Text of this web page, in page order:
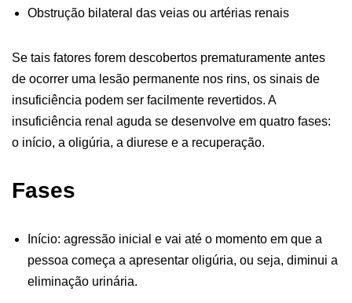
Obstrução bilateral das veias ou artérias renais
Se tais fatores forem descobertos prematuramente antes
de ocorrer uma lesão permanente nos rins, os sinais de
insuficiência podem ser facilmente revertidos. A
insuficiência renal aguda se desenvolve em quatro fases:
o início, a oligúria, a diurese e a recuperação.
Fases
Início: agressão inicial e vai até o momento em que a
pessoa começa a apresentar oligúria, ou seja, diminui a
eliminação urinária.